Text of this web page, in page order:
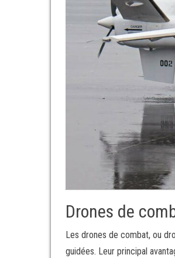
Drones de
Les drones de combat, ou
guidées. Leur principal